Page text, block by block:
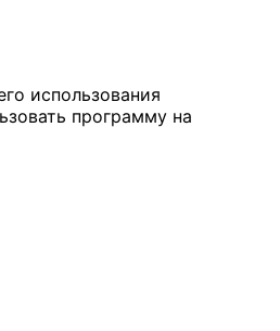
использования
программу на